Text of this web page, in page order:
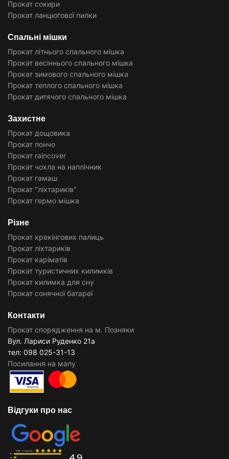
Прокат сокири
Прокат ланцюгової пилки
Спальні мішки
Прокат літнього спального мішка
Прокат весіннього спального мішка
Прокат зимового спального мішка
Прокат теплого спального мішка
Прокат дитячого спального мішка
Захистне
Прокат дощовика
Прокат пончо
Прокат raincover
Прокат чохла на наплічник
Прокат гамаш
Прокат "ліхтариків"
Прокат гермо мішка
Різне
Прокат крекінгових палиць
Прокат ліхтариків
Прокат каріматів
Прокат туристичних килимків
Прокат килимка для сну
Прокат сонячної батареї
Контакти
Прокат спорядження на м. Позняки
Вул. Лариси Руденко 21а
тел: 098 025-31-13
Посилання на мапу
Відгуки про нас